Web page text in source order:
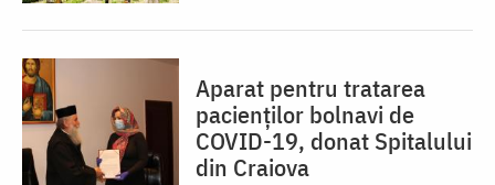
Aparat pentru tratarea
pacienţilor bolnavi de
COVID-19, donat Spitalului
din Craiova